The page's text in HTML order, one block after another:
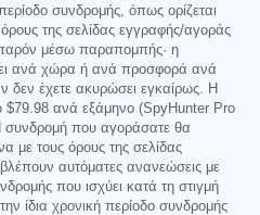
συνδρομής, όπως ορίζεται
της σελίδας εγγραφής/αγοράς
παρόν μέσω παραπομπής· η
ανά χώρα ή ανά προσφορά ανά
δεν έχετε ακυρώσει εγκαίρως. Η
$79.98 ανά εξάμηνο (SpyHunter Pro
που αγοράσατε θα
με τους όρους της σελίδας
αυτόματες ανανεώσεις με
που ισχύει κατά τη στιγμή
ίδια χρονική περίοδο συνδρομής